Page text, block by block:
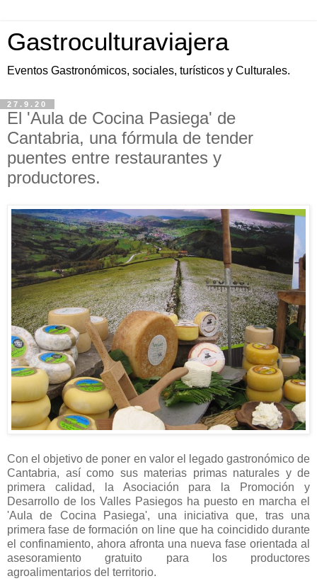
Gastroculturaviajera
Eventos Gastronómicos, sociales, turísticos y Culturales.
27.9.20
El 'Aula de Cocina Pasiega' de
Cantabria, una fórmula de tender
puentes entre restaurantes y
productores.
Con el objetivo de poner en valor el legado gastronómico de
Cantabria, así como sus materias primas naturales y de
primera calidad, la Asociación para la Promoción y
Desarrollo de los Valles Pasiegos ha puesto en marcha el
'Aula de Cocina Pasiega', una iniciativa que, tras una
primera fase de formación on line que ha coincidido durante
el confinamiento, ahora afronta una nueva fase orientada al
asesoramiento gratuito para los productores
agroalimentarios del territorio.